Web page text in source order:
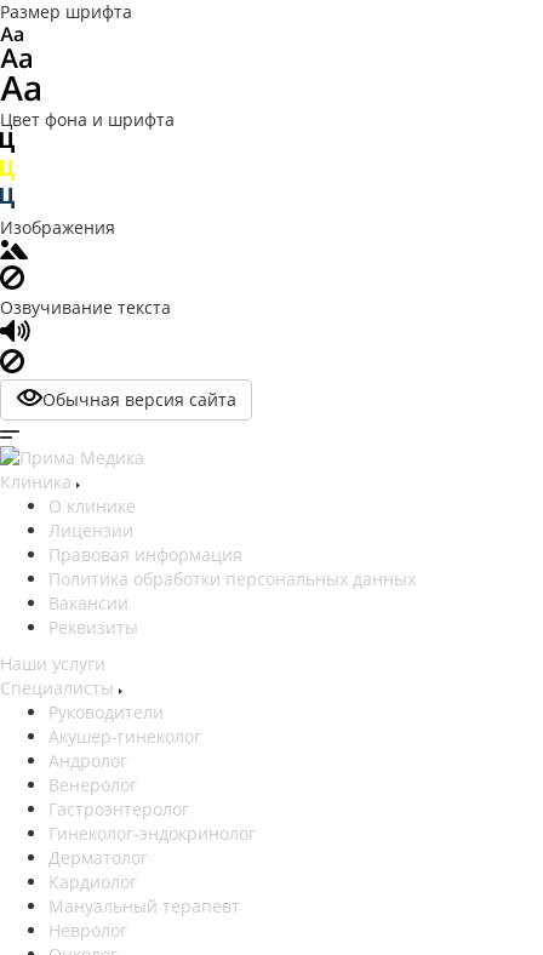
Размер шрифта
Цвет фона и шрифта
Изображения
Озвучивание текста
Обычная версия сайта
Клиника
О клинике
Лицензии
Правовая информация
Политика обработки персональных данных
Вакансии
Реквизиты
Наши услуги
Специалисты
Руководители
Акушер-гинеколог
Андролог
Венеролог
Гастроэнтеролог
Гинеколог-эндокринолог
Дерматолог
Кардиолог
Мануальный терапевт
Невролог